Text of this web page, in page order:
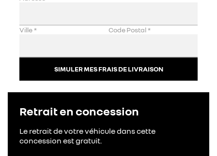
Ville* Code Postal*
SIMULER MES FRAIS DE LIVRAISON
Retrait en concession
Le retrait de votre véhicule dans cette
concession est gratuit.